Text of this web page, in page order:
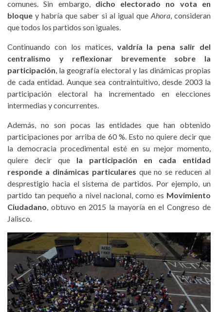
comunes. Sin embargo, dicho electorado no vota en
bloque y habría que saber si al igual que Ahora, consideran
que todos los partidos son iguales.
Continuando con los matices, valdría la pena salir del
centralismo y reflexionar brevemente sobre la
participación, la geografía electoral y las dinámicas propias
de cada entidad. Aunque sea contraintuitivo, desde 2003 la
participación electoral ha incrementado en elecciones
intermedias y concurrentes.
Además, no son pocas las entidades que han obtenido
participaciones por arriba de 60 %. Esto no quiere decir que
la democracia procedimental esté en su mejor momento,
quiere decir que la participación en cada entidad
responde a dinámicas particulares que no se reducen al
desprestigio hacia el sistema de partidos. Por ejemplo, un
partido tan pequeño a nivel nacional, como es Movimiento
Ciudadano, obtuvo en 2015 la mayoría en el Congreso de
Jalisco.